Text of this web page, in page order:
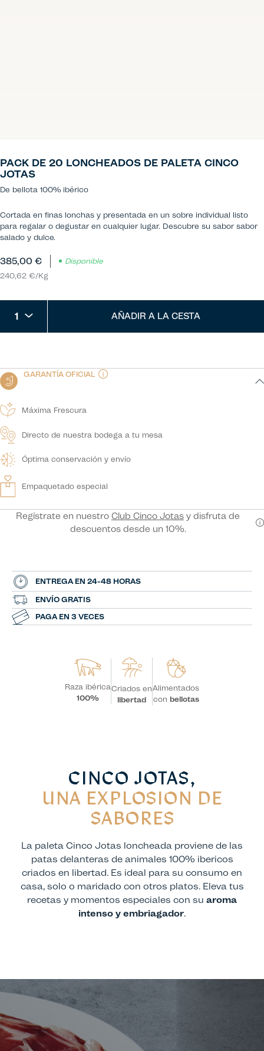
PACK DE 20 LONCHEADOS DE PALETA CINCO
JOTAS
De bellota 100% ibérico
Cortada en finas lonchas y presentada en un sobre individual listo
para regalar o degustar en cualquier lugar. Descubre su sabor sabor
salado y dulce.
385,00 €
Disponible
240,62 €/Kg
1 AÑADIR A LA CESTA
GARANTÍA OFICIAL
Máxima Frescura
Directo de nuestra bodega a tu mesa
Óptima conservación y envío
Empaquetado especial
Regístrate en nuestro Club Cinco Jotas y disfruta de
descuentos desde un 10%.
ENTREGA EN 24-48 HORAS
ENVÍO GRATIS
PAGA EN 3 VECES
Raza ibérica
100%
Criados en
libertad
Alimentados
con bellotas
CINCO JOTAS,
UNA EXPLOSION DE
SABORES
La paleta Cinco Jotas loncheada proviene de las
patas delanteras de animales 100% ibericos
criados en libertad. Es ideal para su consumo en
casa, solo o maridado con otros platos. Eleva tus
recetas y momentos especiales con su aroma
intenso y embriagador.